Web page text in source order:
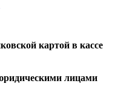
картой в кассе
лицами